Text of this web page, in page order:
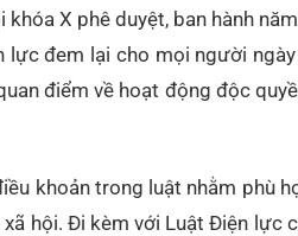
X phê duyệt, ban hành
lực đem lại cho mọi người
điểm về hoạt động độc
khoản trong luật nhằm phù
hội. Đi kèm với Luật Điện lực